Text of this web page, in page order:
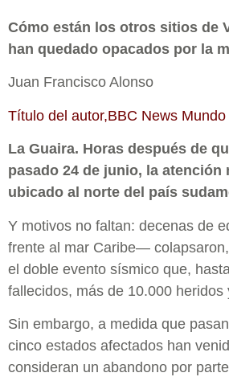
Cómo están los otros sitios de
han quedado opacados por la
Juan Francisco Alonso
Título del autor,BBC News Mundo
La Guaira. Horas después de
pasado 24 de junio, la
ubicado al norte del país
Y motivos no faltan: decenas de
frente al mar Caribe—
el doble evento sísmico que,
fallecidos, más de 10.000
Sin embargo, a medida que
cinco estados afectados han
consideran un abandono por